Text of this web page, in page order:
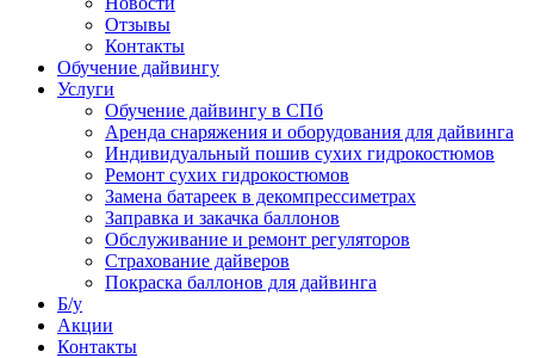
Отзывы
Контакты
Обучение дайвингу
Услуги
Обучение дайвингу в СПб
Аренда снаряжения и оборудования для дайвинга
Индивидуальный пошив сухих гидрокостюмов
Ремонт сухих гидрокостюмов
Замена батареек в декомпрессиметрах
Заправка и закачка баллонов
Обслуживание и ремонт регуляторов
Страхование дайверов
Покраска баллонов для дайвинга
Б/у
Акции
Контакты